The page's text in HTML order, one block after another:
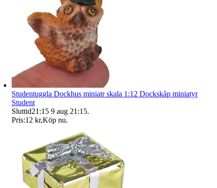
Studentuggla Dockhus miniatr skala 1:12 Dockskåp miniatyr
Student
Sluttid21:15 9 aug 21:15.
Pris:12 kr,Köp nu.